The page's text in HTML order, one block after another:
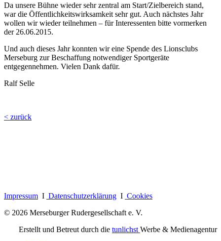
Da unsere Bühne wieder sehr zentral am Start/Zielbereich stand,
war die Öffentlichkeitswirksamkeit sehr gut. Auch nächstes Jahr
wollen wir wieder teilnehmen – für Interessenten bitte vormerken
der 26.06.2015.
Und auch dieses Jahr konnten wir eine Spende des Lionsclubs
Merseburg zur Beschaffung notwendiger Sportgeräte
entgegennehmen. Vielen Dank dafür.
Ralf Selle
< zurück
Impressum I Datenschutzerklärung I Cookies
© 2026 Merseburger Rudergesellschaft e. V.
Erstellt und Betreut durch die tunlichst Werbe & Medienagentur